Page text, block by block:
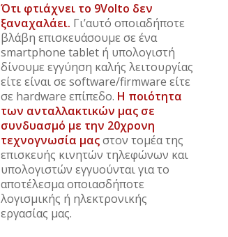
Ότι φτιάχνει το 9Volto δεν
ξαναχαλάει. Γι’αυτό οποιαδήποτε
βλάβη επισκευάσουμε σε ένα
smartphone tablet ή υπολογιστή
δίνουμε εγγύηση καλής λειτουργίας
είτε είναι σε software/firmware είτε
σε hardware επίπεδο. Η ποιότητα
των ανταλλακτικών μας σε
συνδυασμό με την 20χρονη
τεχνογνωσία μαςστον τομέα της
επισκευής κινητών τηλεφώνων και
υπολογιστών εγγυούνται για το
αποτέλεσμα οποιασδήποτε
λογισμικής ή ηλεκτρονικής
εργασίας μας.